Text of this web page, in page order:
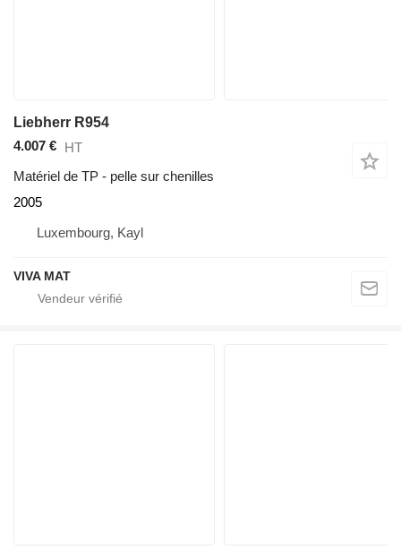
Liebherr R954
4.007 € HT
Matériel de TP - pelle sur chenilles
2005
Luxembourg, Kayl
VIVA MAT